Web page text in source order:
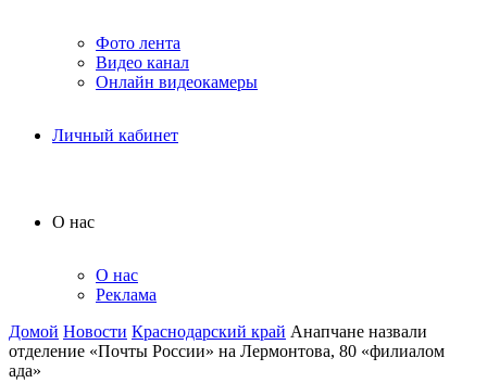
Фото лента
Видео канал
Онлайн видеокамеры
Личный кабинет
О нас
О нас
Реклама
Домой Новости Краснодарский край Анапчане назвали
отделение «Почты России» на Лермонтова, 80 «филиалом
ада»